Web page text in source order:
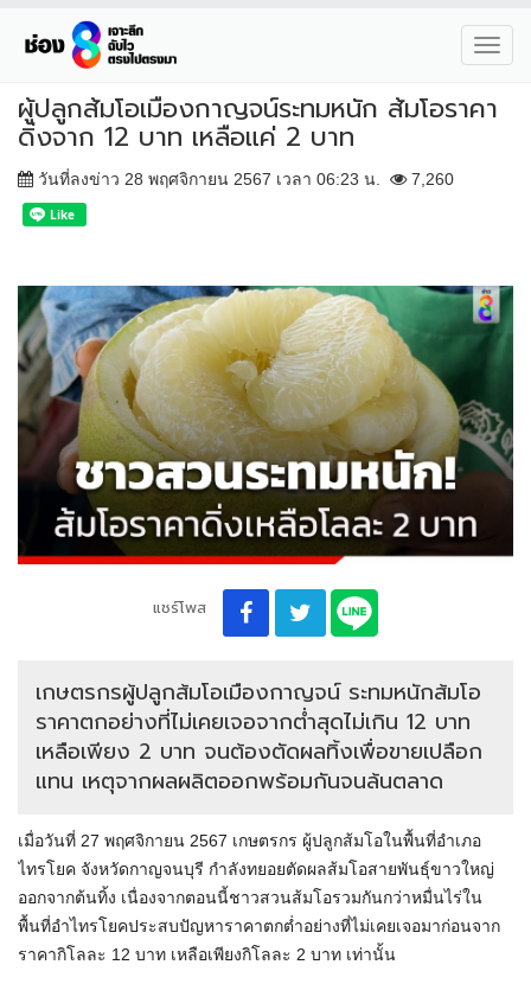
ผู้ปลูกส้มโอเมืองกาญจน์ระทมหนัก ส้มโอราคา
ดิ่งจาก 12 บาท เหลือแค่ 2 บาท
วันที่ลงข่าว 28 พฤศจิกายน 2567 เวลา 06:23 น. 7,260
แชร์โพส
เกษตรกรผู้ปลูกส้มโอเมืองกาญจน์ ระทมหนักส้มโอ
ราคาตกอย่างที่ไม่เคยเจอจากต่ำสุดไม่เกิน 12 บาท
เหลือเพียง 2 บาท จนต้องตัดผลทิ้งเพื่อขายเปลือก
แทน เหตุจากผลผลิตออกพร้อมกันจนล้นตลาด
เมื่อวันที่ 27 พฤศจิกายน 2567 เกษตรกร ผู้ปลูกส้มโอในพื้นที่อำเภอ
ไทรโยค จังหวัดกาญจนบุรี กำลังทยอยตัดผลส้มโอสายพันธุ์ขาวใหญ่
ออกจากต้นทิ้ง เนื่องจากตอนนี้ชาวสวนส้มโอรวมกันกว่าหมื่นไร่ใน
พื้นที่อำไทรโยคประสบปัญหาราคาตกต่ำอย่างที่ไม่เคยเจอมาก่อนจาก
ราคากิโลละ 12 บาท เหลือเพียงกิโลละ 2 บาท เท่านั้น